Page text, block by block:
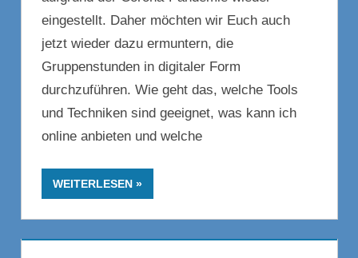
eingestellt. Daher möchten wir Euch auch
jetzt wieder dazu ermuntern, die
Gruppenstunden in digitaler Form
durchzuführen. Wie geht das, welche Tools
und Techniken sind geeignet, was kann ich
online anbieten und welche
WEITERLESEN